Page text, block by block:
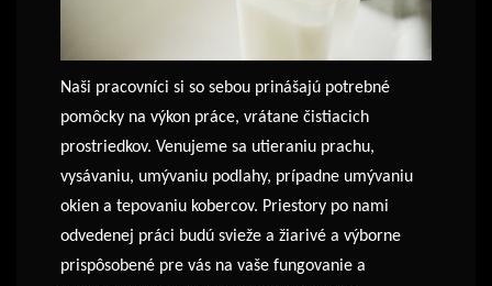
Naši pracovníci si so sebou prinášajú potrebné
pomôcky na výkon práce, vrátane čistiacich
prostriedkov. Venujeme sa utieraniu prachu,
vysávaniu, umývaniu podlahy, prípadne umývaniu
okien a tepovaniu kobercov. Priestory po nami
odvedenej práci budú svieže a žiarivé a výborne
prispôsobené pre vás na vaše fungovanie a